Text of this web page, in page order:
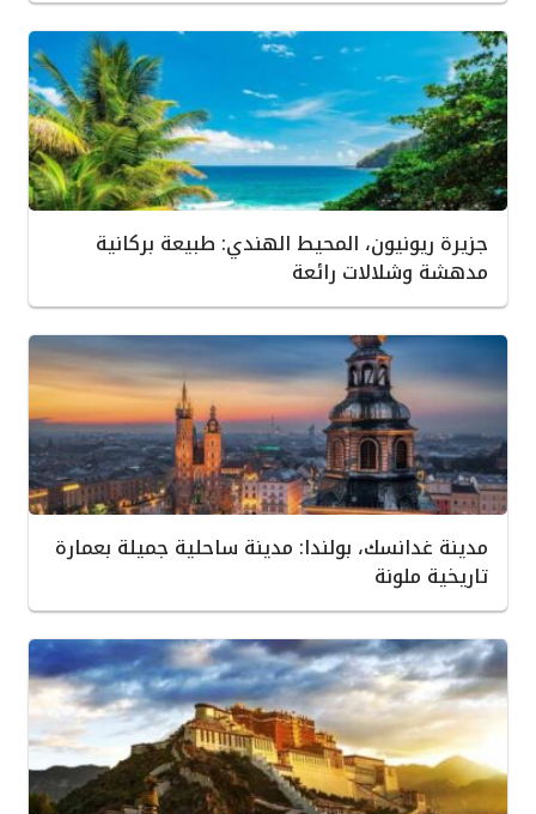
جزيرة ريونيون، المحيط الهندي: طبيعة بركانية
مدهشة وشلالات رائعة
مدينة غدانسك، بولندا: مدينة ساحلية جميلة بعمارة
تاريخية ملونة